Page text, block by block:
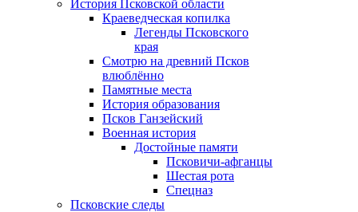
История Псковской области
Краеведческая копилка
Легенды Псковского
края
Смотрю на древний Псков
влюблённо
Памятные места
История образования
Псков Ганзейский
Военная история
Достойные памяти
Псковичи-афганцы
Шестая рота
Спецназ
Псковские следы